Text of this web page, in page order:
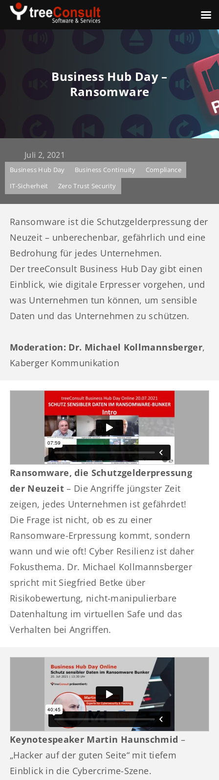
Business Hub Day –
Ransomware
Juli 2, 2021
Business Hub Day Business Continuity
Compliance
IT-Sicherheit
Zero Trust Security
Ransomware ist die Schutzgelderpressung der
Neuzeit – unberechenbar, gefährlich und eine
Bedrohung für jedes Unternehmen.
Der treeConsult Business Hub Day gibt einen
Einblick, wie digitale Erpresser vorgehen, und
was Unternehmen tun können, um sensible
Daten und das Unternehmen zu schützen.
Moderation: Dr. Michael Kollmannsberger,
Kaberger Kommunikation
Ransomware, die Schutzgelderpressung
der Neuzeit– Die Angriffe jüngster Zeit
zeigen, jedes Unternehmen ist gefährdet!
Die Frage ist nicht, ob es zu einer
Ransomware-Erpressung kommt, sondern
wann und wie oft! Cyber Resilienz ist daher
Fokusthema. Dr. Michael Kollmannsberger
spricht mit Siegfried Betke über
Risikobewertung, nicht-manipulierbare
Datenhaltung im virtuellen Safe und das
Verhalten bei Angriffen.
Keynotespeaker Martin Haunschmid –
„Hacker auf der guten Seite“ mit tiefem
Einblick in die Cybercrime-Szene.